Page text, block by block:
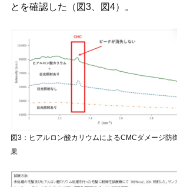
とを確認した（図3、図4）。
図3：ヒアルロン酸カリウムによるCMCダメージ防
果